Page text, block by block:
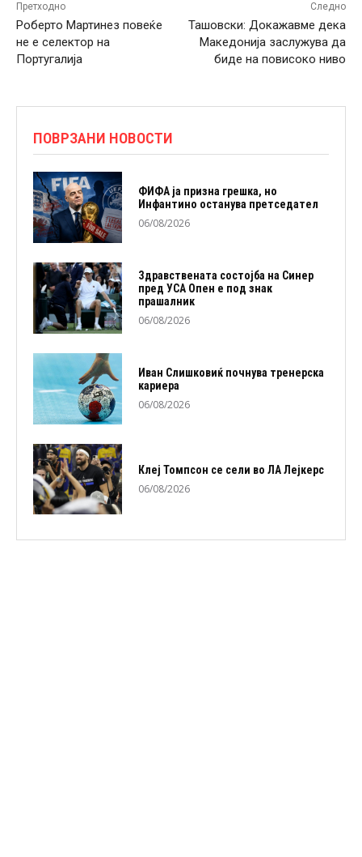
Претходно
Роберто Мартинез повеќе
не е селектор на
Португалија
Следно
Ташовски: Докажавме дека
Македонија заслужува да
биде на повисоко ниво
ПОВРЗАНИ НОВОСТИ
ФИФА ја призна грешка, но
Инфантино останува претседател
06/08/2026
Здравствената состојба на Синер
пред УСА Опен е под знак
прашалник
06/08/2026
Иван Слишковиќ почнува тренерска
кариера
06/08/2026
Клеј Томпсон се сели во ЛА Лејкерс
06/08/2026